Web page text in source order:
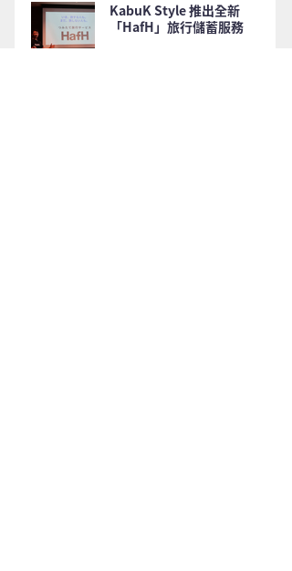
KabuK Style 推出全新
「HafH」旅行儲蓄服務